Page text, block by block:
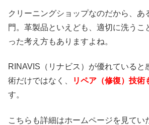
クリーニングショップなのだから、あ
門。革製品といえども、適切に洗うこ
った考え方もありますよね。
RINAVIS（リナビス）が優れていると
術だけではなく、
リペア（修復）技術
す。
こちらも詳細はホームページを見てい